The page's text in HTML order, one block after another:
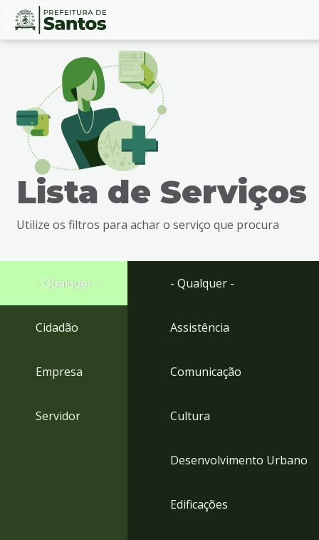
Ir
busca
Ir
rodapé
Conteúdo
Lista de Serviços
Utilize os filtros para achar o serviço que procura
- Qualquer -
Cidadão
Empresa
Servidor
- Qualquer -
Assistência
Comunicação
Cultura
Desenvolvimento Urbano
Edificações